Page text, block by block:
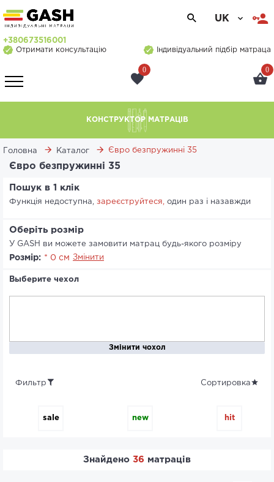
UK
+380673516001
Отримати консультацію
Індивідуальний підбір матраца
0 0
КОНСТРУКТОР МАТРАЦІВ
Головна Каталог Євро безпружинні 35
Євро безпружинні 35
Пошук в 1 клік
Функція недоступна, зареєструйтеся, один раз і назавжди
Оберіть розмір
У GASH ви можете замовити матрац будь-якого розміру
Розмір: * 0 см Змінити
Выберите чехол
Змінити чохол
Фильтр Сортировка
sale new hit
Знайдено 36 матраців